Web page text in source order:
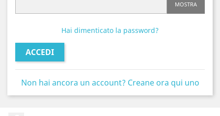
MOSTRA
Hai dimenticato la password?
ACCEDI
Non hai ancora un account? Creane ora qui uno